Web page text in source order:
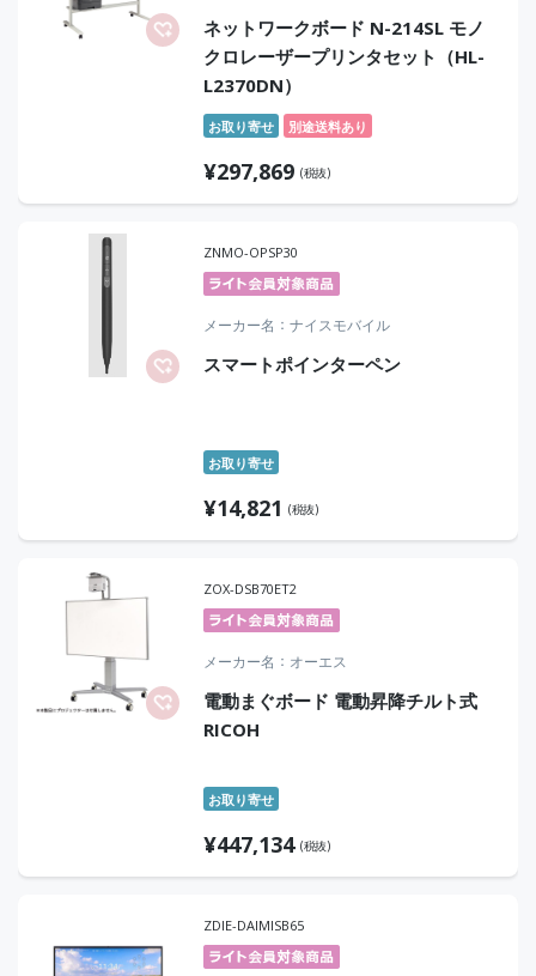
ネットワークボード N-214SL モノ
クロレーザープリンタセット（HL-
L2370DN）
お取り寄せ 別途送料あり
¥297,869 (税抜)
ZNMO-OPSP30
メーカー名 ナイスモバイル
スマートポインターペン
お取り寄せ
¥14,821 (税抜)
ZOX-DSB70ET2
メーカー名 オーエス
電動まぐボード 電動昇降チルト式
RICOH
お取り寄せ
¥447,134 (税抜)
ZDIE-DAIMISB65